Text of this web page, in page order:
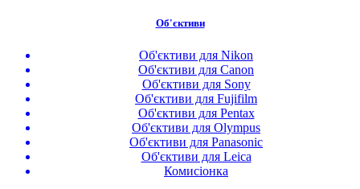
Об'єктиви
Об'єктиви для Nikon
Об'єктиви для Canon
Об'єктиви для Sony
Об'єктиви для Fujifilm
Об'єктиви для Pentax
Об'єктиви для Olympus
Об'єктиви для Panasonic
Об'єктиви для Leica
Комисіонка